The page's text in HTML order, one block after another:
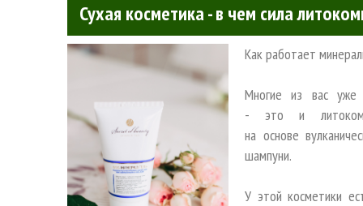
Сухая косметика - в чем сила
Как работает
Многие из вас уже
- это и
на основе
шампуни.
У этой косметики